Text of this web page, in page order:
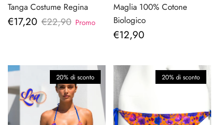
Tanga Costume Regina
Prezzo di vendita
€17,20 Prezzo normale
€22,90 Promo
Maglia 100% Cotone
Biologico
Prezzo normale
€12,90
20% di sconto 20% di sconto